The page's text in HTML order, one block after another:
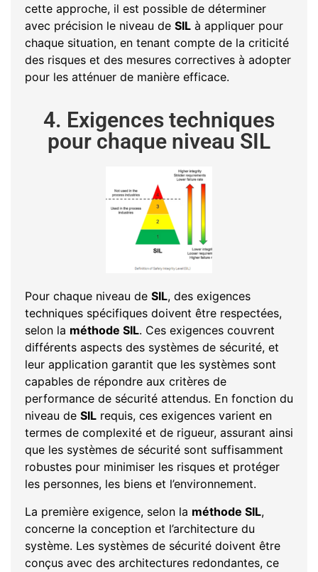
cette approche, il est possible de déterminer
avec précision le niveau de SIL à appliquer pour
chaque situation, en tenant compte de la criticité
des risques et des mesures correctives à adopter
pour les atténuer de manière efficace.
4. Exigences techniques
pour chaque niveau SIL
Pour chaque niveau de SIL, des exigences
techniques spécifiques doivent être respectées,
selon la méthode SIL. Ces exigences couvrent
différents aspects des systèmes de sécurité, et
leur application garantit que les systèmes sont
capables de répondre aux critères de
performance de sécurité attendus. En fonction du
niveau de SIL requis, ces exigences varient en
termes de complexité et de rigueur, assurant ainsi
que les systèmes de sécurité sont suffisamment
robustes pour minimiser les risques et protéger
les personnes, les biens et l’environnement.
La première exigence, selon la méthode SIL,
concerne la conception et l’architecture du
système. Les systèmes de sécurité doivent être
conçus avec des architectures redondantes, ce